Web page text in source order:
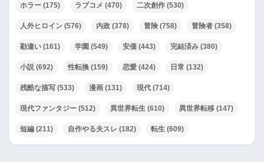
ホラー (175) ラブコメ (470) 二次創作 (530)
人外ヒロイン (576) 内政 (378) 冒険 (758) 冒険者 (358)
勘違い (161) 学園 (549) 安価 (443) 完結済み (380)
小説 (692) 性転換 (159) 恋愛 (424) 日常 (132)
残酷な描写 (533) 漫画 (131) 現代 (714)
現代ファンタジー (512) 異世界転生 (610) 異世界転移 (147)
短編 (211) 自作やる夫スレ (182) 転生 (609)